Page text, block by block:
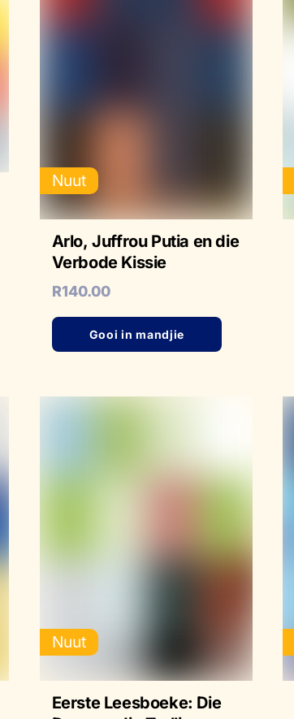
Nuut
Arlo, Juffrou Putia en die
Verbode Kissie
R140.00
Gooi in mandjie
Nuut
Eerste Leesboeke: Die